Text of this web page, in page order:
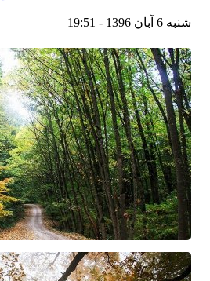
کارمند آمریکایی به خاطر سر دادن شعار
بقائی: پیش از آنکه کسی بتواند ادعای
امضای توافق‌نامه دفاعی مشترک میان
بن حبتور: رویکرد تهاجمی حکومت
عضو فراکسیون مقاومت: ترامپ به دلیل
گزارش العالم از جزئیات عملیات جدید
شنبه 6 آبان 1396 - 19:51